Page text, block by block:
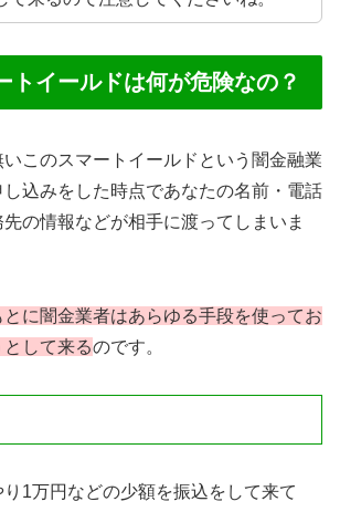
トイールドは何が危険なの？
このスマートイールドという闇金融業
込みをした時点であなたの名前・電話
の情報などが相手に渡ってしまいま
に闇金業者はあらゆる手段を使ってお
して来るのです。
1万円などの少額を振込をして来て